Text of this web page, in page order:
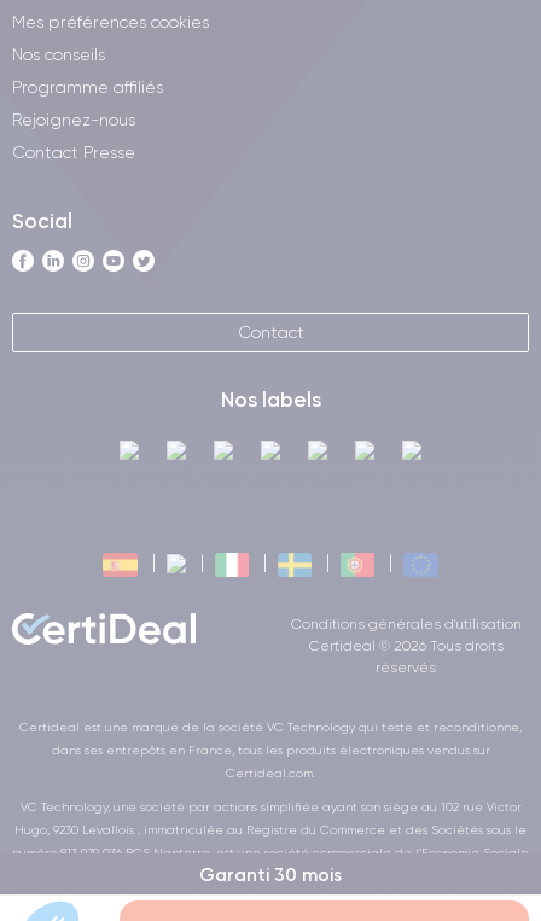
Garanti 30 mois
Mes préférences cookies
Nos conseils
Programme affiliés
Rejoignez-nous
Contact Presse
Social
Contact
Nos labels
Conditions générales d'utilisation
Certideal © 2026 Tous droits
réservés
Certideal est une marque de la société VC Technology qui teste et reconditionne,
dans ses entrepôts en France, tous les produits électroniques vendus sur
Certideal.com.
VC Technology, une société par actions simplifiée ayant son siège au 102 rue Victor
Hugo, 9230 Levallois , immatriculée au Registre du Commerce et des Sociétés sous le
numéro 813 979 036 RCS Nanterre, est une société commerciale de l’Economie Sociale
et Solidaire au sens de la loi de la LOI n° 2014-856 du 31 juillet 2014